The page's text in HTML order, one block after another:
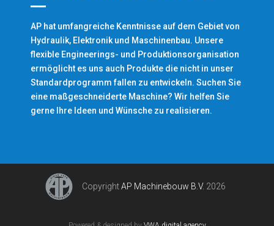
AP hat umfangreiche Kenntnisse auf dem Gebiet von
Hydraulik, Elektronik und Maschinenbau. Unsere
flexible Engineerings- und Produktionsorganisation
ermöglicht es uns auch Produkte die nicht in unser
Standardprogramm fallen zu entwickeln. Suchen Sie
eine maßgeschneiderte Maschine? Wir helfen Sie
gerne Ihre Ideen und Wünsche zu realisieren.
CopyrightAP Machinebouw B.V. 2026